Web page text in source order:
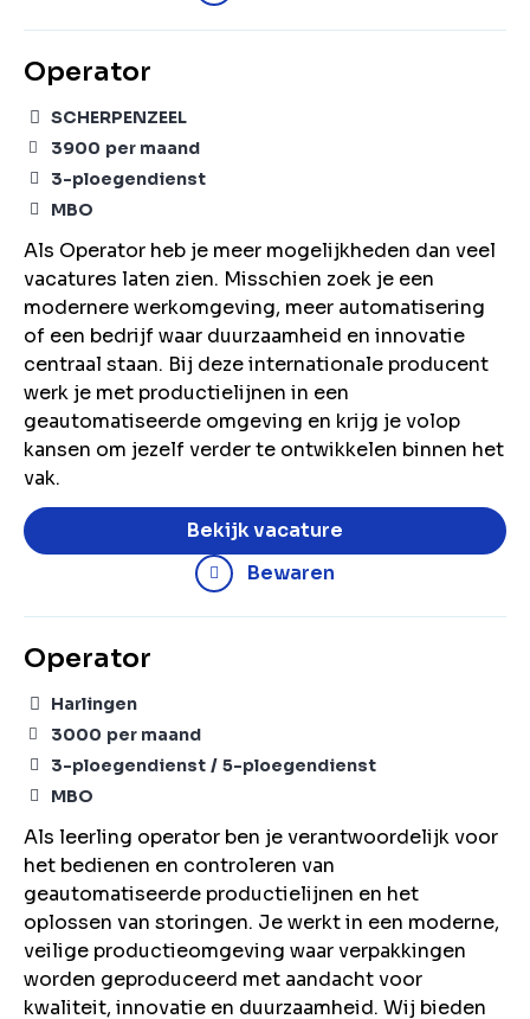
Operator
SCHERPENZEEL
3900 per maand
3-ploegendienst
MBO
Als Operator heb je meer mogelijkheden dan veel
vacatures laten zien. Misschien zoek je een
modernere werkomgeving, meer automatisering
of een bedrijf waar duurzaamheid en innovatie
centraal staan. Bij deze internationale producent
werk je met productielijnen in een
geautomatiseerde omgeving en krijg je volop
kansen om jezelf verder te ontwikkelen binnen het
vak.
Bekijk vacature
Bewaren
Operator
Harlingen
3000 per maand
3-ploegendienst
5-ploegendienst
MBO
Als leerling operator ben je verantwoordelijk voor
het bedienen en controleren van
geautomatiseerde productielijnen en het
oplossen van storingen. Je werkt in een moderne,
veilige productieomgeving waar verpakkingen
worden geproduceerd met aandacht voor
kwaliteit, innovatie en duurzaamheid. Wij bieden